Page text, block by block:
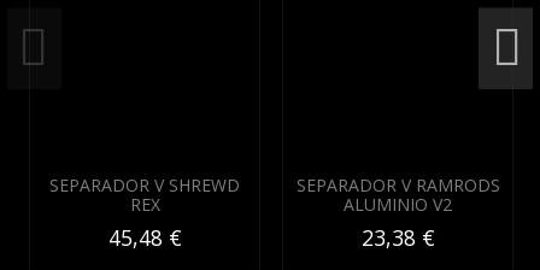
SEPARADOR V SHREWD
REX
45,48 €
SEPARADOR V RAMRODS
ALUMINIO V2
23,38 €